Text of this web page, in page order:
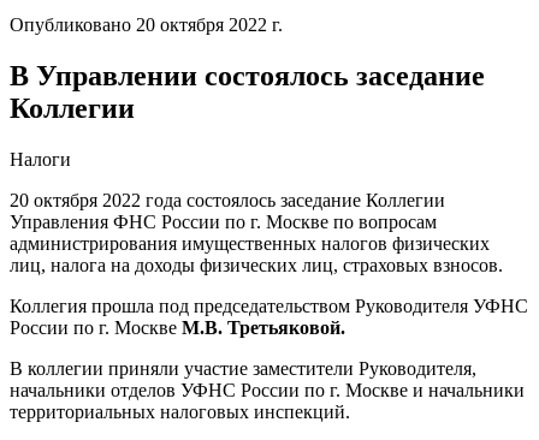
Опубликовано 20 октября 2022 г.
В Управлении состоялось заседание
Коллегии
Налоги
20 октября 2022 года состоялось заседание Коллегии
Управления ФНС России по г. Москве по вопросам
администрирования имущественных налогов физических
лиц, налога на доходы физических лиц, страховых взносов.
Коллегия прошла под председательством Руководителя УФНС
России по г. Москве М.В. Третьяковой.
В коллегии приняли участие заместители Руководителя,
начальники отделов УФНС России по г. Москве и начальники
территориальных налоговых инспекций.